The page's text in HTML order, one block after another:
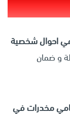
احوال شخصية
و ضمان
مخدرات في